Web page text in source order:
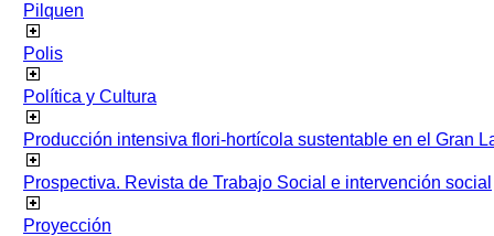
Pilquen
Polis
Política y Cultura
Producción intensiva flori-hortícola sustentable en el Gran
Prospectiva. Revista de Trabajo Social e intervención social
Proyección